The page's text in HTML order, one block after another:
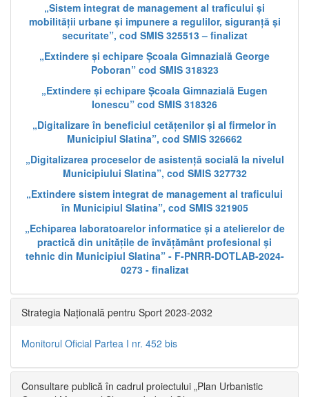
„Sistem integrat de management al traficului și
mobilității urbane și impunere a regulilor, siguranță și
securitate”, cod SMIS 325513 – finalizat
„Extindere și echipare Școala Gimnazială George
Poboran” cod SMIS 318323
„Extindere și echipare Școala Gimnazială Eugen
Ionescu” cod SMIS 318326
„Digitalizare în beneficiul cetățenilor și al firmelor în
Municipiul Slatina”, cod SMIS 326662
„Digitalizarea proceselor de asistență socială la nivelul
Municipiului Slatina”, cod SMIS 327732
„Extindere sistem integrat de management al traficului
în Municipiul Slatina”, cod SMIS 321905
„Echiparea laboratoarelor informatice și a atelierelor de
practică din unitățile de învățământ profesional și
tehnic din Municipiul Slatina” - F-PNRR-DOTLAB-2024-
0273 - finalizat
Strategia Națională pentru Sport 2023-2032
Monitorul Oficial Partea I nr. 452 bis
Consultare publică în cadrul proiectului „Plan Urbanistic